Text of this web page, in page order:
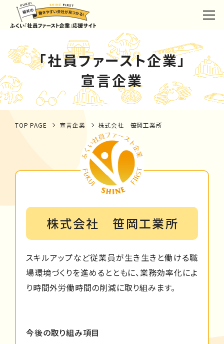
「社員ファースト企業」
宣言企業
TOP PAGE 宣言企業 株式会社 笹岡工業所
株式会社 笹岡工業所
スキルアップなど従業員が生き生きと働ける職
場環境づくりを進めるとともに、業務効率化によ
り時間外労働時間の削減に取り組みます。
今後の取り組み項目